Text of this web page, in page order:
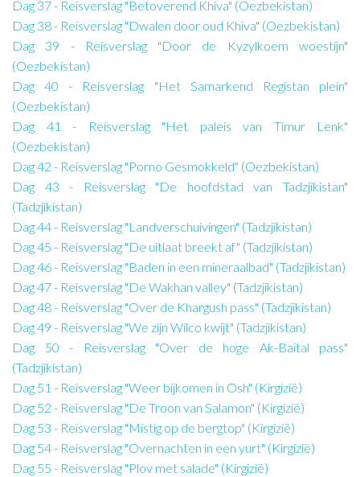
Dag 37 - Reisverslag "Betoverend Khiva" (Oezbekistan)
Dag 38 - Reisverslag "Dwalen door oud Khiva" (Oezbekistan)
Dag 39 - Reisverslag "Door de Kyzylkoem woestijn"
(Oezbekistan)
Dag 40 - Reisverslag "Het Samarkend Registan plein"
(Oezbekistan)
Dag 41 - Reisverslag "Het paleis van Timur Lenk"
(Oezbekistan)
Dag 42 - Reisverslag "Porno Gesmokkeld" (Oezbekistan)
Dag 43 - Reisverslag "De hoofdstad van Tadzjikistan"
(Tadzjikistan)
Dag 44 - Reisverslag "Landverschuivingen" (Tadzjikistan)
Dag 45 - Reisverslag "De uitlaat breekt af" (Tadzjikistan)
Dag 46 - Reisverslag "Baden in een mineraalbad" (Tadzjikistan)
Dag 47 - Reisverslag "De Wakhan valley" (Tadzjikistan)
Dag 48 - Reisverslag "Over de Khargush pass" (Tadzjikistan)
Dag 49 - Reisverslag "We zijn Wilco kwijt" (Tadzjikistan)
Dag 50 - Reisverslag "Over de hoge Ak-Baital pass"
(Tadzjikistan)
Dag 51 - Reisverslag "Weer bijkomen in Osh" (Kirgizië)
Dag 52 - Reisverslag "De Troon van Salamon" (Kirgizië)
Dag 53 - Reisverslag "Mistig op de bergtop" (Kirgizië)
Dag 54 - Reisverslag "Overnachten in een yurt" (Kirgizië)
Dag 55 - Reisverslag "Plov met salade" (Kirgizië)